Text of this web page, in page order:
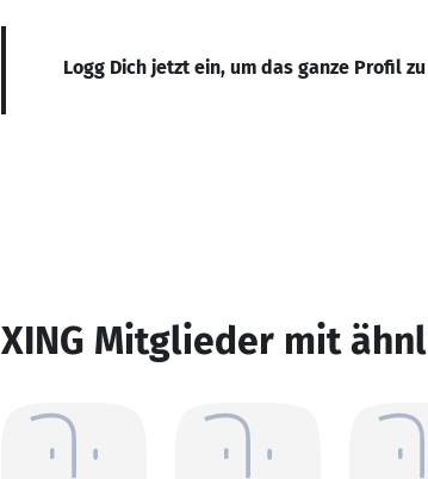
Logg Dich jetzt ein, um das ganze Profil
XING Mitglieder mit